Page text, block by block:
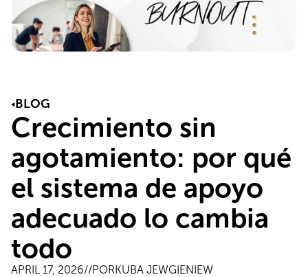
BLOG
Crecimiento sin
agotamiento: por qué
el sistema de apoyo
adecuado lo cambia
todo
APRIL 17, 2026//PORKUBA JEWGIENIEW